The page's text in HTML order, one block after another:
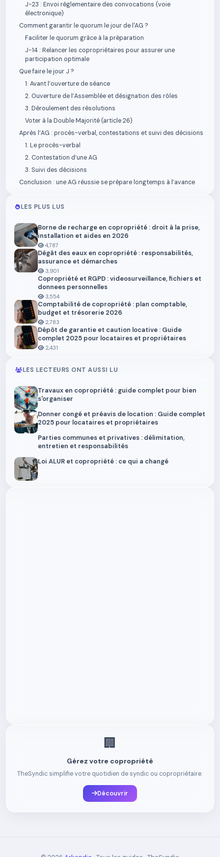
J-23 : Envoi réglementaire des convocations (voie
électronique)
Comment garantir le quorum le jour de l'AG ?
Faciliter le quorum grâce à la préparation
J-14 : Relancer les copropriétaires pour assurer une
participation optimale
Que faire le jour J ?
1. Avant l’ouverture de séance
2. Ouverture de l’Assemblée et désignation des rôles
3. Déroulement des résolutions
Voter à la Double Majorité (article 26)
Après l’AG : procès-verbal, contestations et suivi des décisions
1. Le procès-verbal
2. Contestation d’une AG
3. Suivi des décisions
Conclusion : une AG réussie se prépare longtemps à l’avance
LES PLUS LUS
Borne de recharge en copropriété : droit à la prise,
installation et aides en 2026
4,787
Dégât des eaux en copropriété : responsabilités,
assurance et démarches
3,901
Copropriété et RGPD : videosurveillance, fichiers et
donnees personnelles
3,554
Comptabilité de copropriété : plan comptable,
budget et trésorerie 2026
2,783
Dépôt de garantie et caution locative : Guide
complet 2025 pour locataires et propriétaires
2,431
LES LECTEURS ONT AUSSI LU
Travaux en copropriété : guide complet pour bien
s'organiser
Donner congé et préavis de location : Guide complet
2025 pour locataires et propriétaires
Parties communes et privatives : délimitation,
entretien et responsabilités
Loi ALUR et copropriété : ce qui a changé
🏢
Gérez votre copropriété
TheSyndic simplifie votre quotidien de syndic ou copropriétaire.
Découvrir